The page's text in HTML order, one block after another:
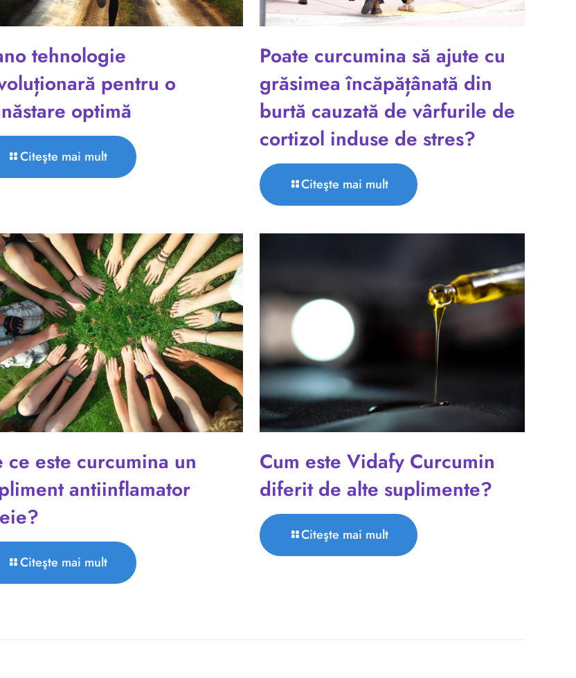
tehnologie
pentru o
optimă
Citeşte mai mult
Poate curcumina să ajute cu
grăsimea încăpățânată din
burtă cauzată de vârfurile de
cortizol induse de stres?
Citeşte mai mult
ce este curcumina un
antiinflamator
Citeşte mai mult
Cum este Vidafy Curcumin
diferit de alte suplimente?
Citeşte mai mult